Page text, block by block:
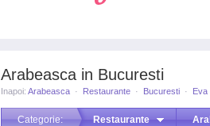
Arabeasca in Bucuresti
Inapoi: Arabeasca · Restaurante · Bucuresti · Eva
Categorie: Restaurante